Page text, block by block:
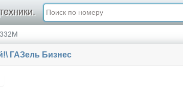
ГАЗель Бизнес